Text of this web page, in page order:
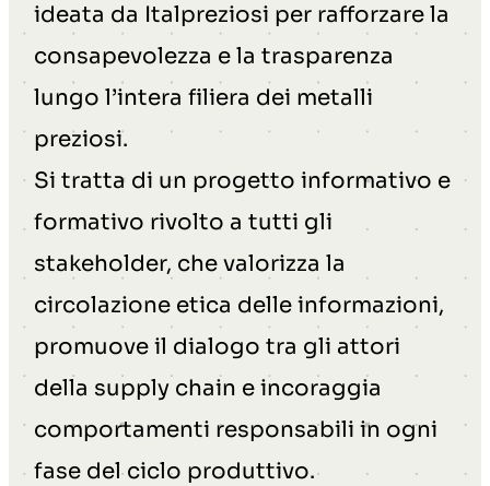
ideata da Italpreziosi per rafforzare la
consapevolezza e la trasparenza
lungo l’intera filiera dei metalli
preziosi.
Si tratta di un progetto informativo e
formativo rivolto a tutti gli
stakeholder, che valorizza la
circolazione etica delle informazioni,
promuove il dialogo tra gli attori
della supply chain e incoraggia
comportamenti responsabili in ogni
fase del ciclo produttivo.